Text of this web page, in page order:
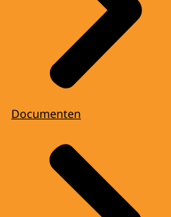
Documenten